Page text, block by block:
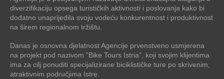
diverzifikaciju opsega turističkih aktivnosti i poslovanja kako bi
dodatno unaprijedila svoju vodeću konkurentnost i produktivnost
na širem regionalnom tržištu.
Danas je osnovna djelatnost Agencije prvenstveno usmjerena
na projekt pod nazivom ”Bike Tours Istria”, koji svojim klijentima
ima za cilj ponuditi specijalizirane biciklističke ture po skrivenim,
atraktivnim područjima Istre.